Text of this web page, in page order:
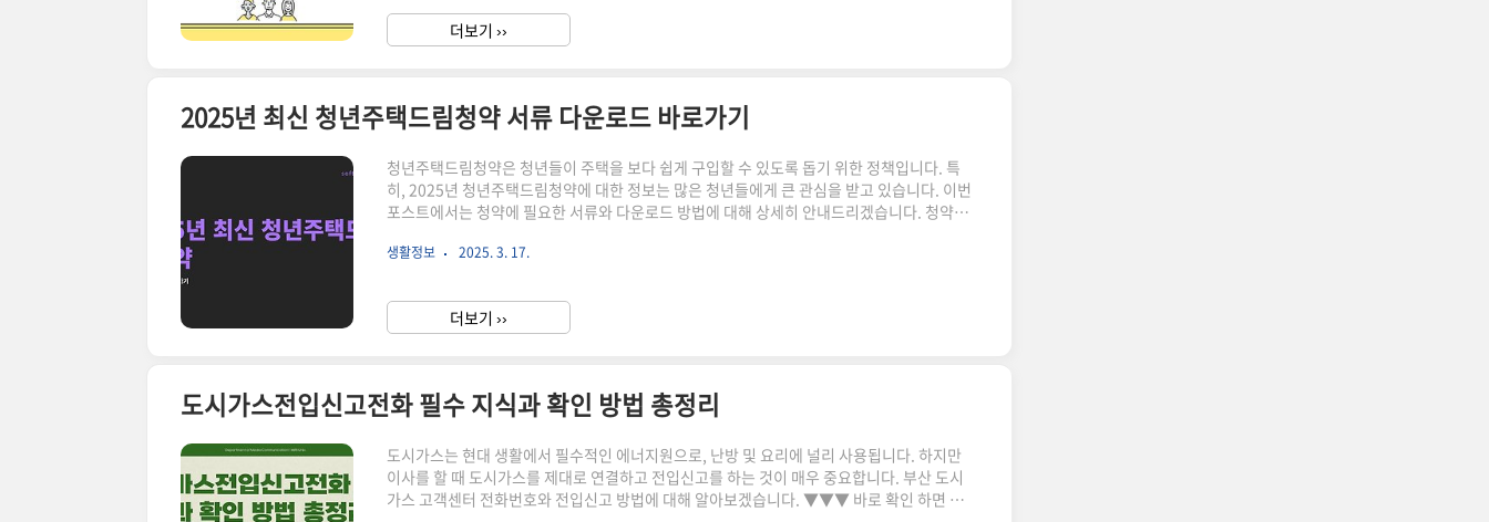
할 TOP 5 혜택 알아보기 바로가기주택청약종합저축이란? 주택청약종합저축은 주택 구매를
원하는 사람들이 일정 금액을 저축하여 청약 자격을 얻는 상..
더보기 ››
2025년 최신 청년주택드림청약 서류 다운로드 바로가기
청년주택드림청약은 청년들이 주택을 보다 쉽게 구입할 수 있도록 돕기 위한 정책입니다. 특
히, 2025년 청년주택드림청약에 대한 정보는 많은 청년들에게 큰 관심을 받고 있습니다. 이번
포스트에서는 청약에 필요한 서류와 다운로드 방법에 대해 상세히 안내드리겠습니다. 청약을
확인 하면 좋은 글 ▼▼▼ 2025년 최신 트렌드 새해무료운세 완벽 가이드 바로가기2025년 최
가기청년주택드림청약의 기본 개념 청년주택드림청약은 정부가 청년을 대상으로 제공하는
주택 구매 지원 제도입니다. 이 제도를 통해 청년들은 적..
생활정보 2025. 3. 17.
더보기 ››
도시가스전입신고전화 필수 지식과 확인 방법 총정리
도시가스는 현대 생활에서 필수적인 에너지원으로, 난방 및 요리에 널리 사용됩니다. 하지만
이사를 할 때 도시가스를 제대로 연결하고 전입신고를 하는 것이 매우 중요합니다. 부산 도시
가스 고객센터 전화번호와 전입신고 방법에 대해 알아보겠습니다. ▼▼▼ 바로 확인 하면 좋